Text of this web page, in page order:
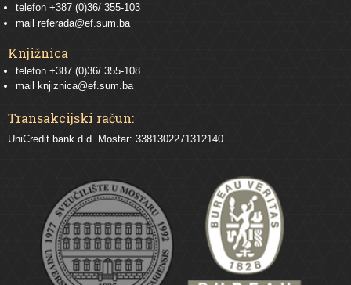
telefon +387 (0)36/ 355-103
mail referada@ef.sum.ba
Knjižnica
telefon +387 (0)36/ 355-108
mail
knjiznica@ef.sum.ba
Transakcijski račun:
UniCredit bank d.d. Mostar: 3381302271312140